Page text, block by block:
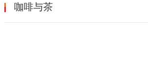
咖啡与茶